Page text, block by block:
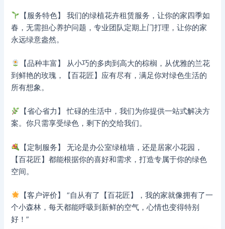
【服务特色】 我们的绿植花卉租赁服务，让你的家四季如
春，无需担心养护问题，专业团队定期上门打理，让你的家
永远绿意盎然。
【品种丰富】 从小巧的多肉到高大的棕榈，从优雅的兰花
到鲜艳的玫瑰，【百花匠】应有尽有，满足你对绿色生活的
所有想象。
【省心省力】 忙碌的生活中，我们为你提供一站式解决方
案。你只需享受绿色，剩下的交给我们。
【定制服务】 无论是办公室绿植墙，还是居家小花园，
【百花匠】都能根据你的喜好和需求，打造专属于你的绿色
空间。
【客户评价】 “自从有了【百花匠】，我的家就像拥有了一
个小森林，每天都能呼吸到新鲜的空气，心情也变得特别
好！”